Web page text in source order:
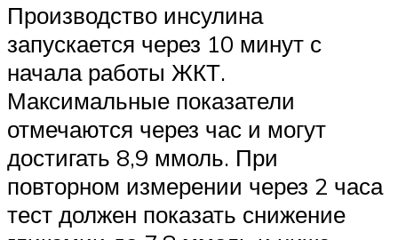
Производство инсулина
запускается через 10 минут с
начала работы ЖКТ.
Максимальные показатели
отмечаются через час и могут
достигать 8,9 ммоль. При
повторном измерении через 2 часа
тест должен показать снижение